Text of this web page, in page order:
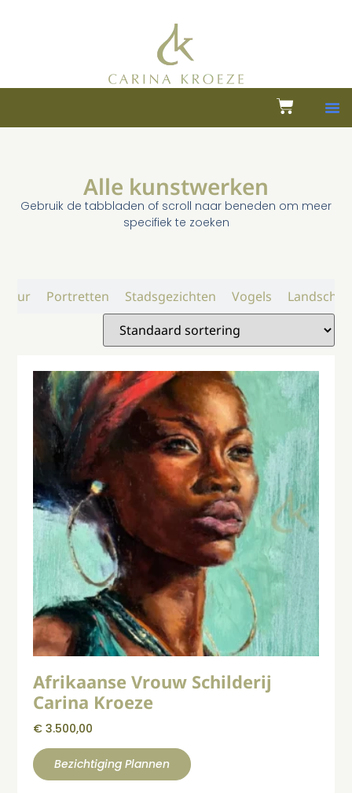
Alle kunstwerken
Gebruik de tabbladen of scroll naar beneden om meer
specifiek te zoeken
Portretten Stadsgezichten Vogels Landschap
Afrikaanse Vrouw Schilderij
Carina Kroeze
€ 3.500,00
Bezichtiging Plannen